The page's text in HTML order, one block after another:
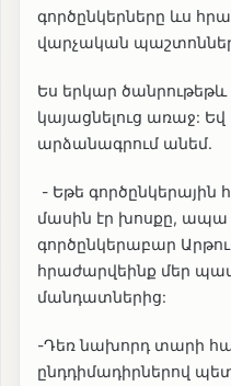
գործընկերները ևս
վարչական
Ես երկար ծանրութեթև
կայացնելուց առաջ:
արձանագրում անեմ.
-️ Եթե գործընկերային
մասին էր խոսքը, ապա
գործընկերաբար
հրաժարվեինք մեր
մանդատներից:
-Դեռ նախորդ տարի
ընդդիմադիրներով